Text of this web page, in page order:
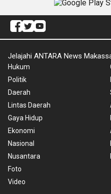
Jelajahi ANTARA News
Hukum
Politik
Daerah
Lintas Daerah
Gaya Hidup
Ekonomi
Nasional
Nusantara
Foto
Video